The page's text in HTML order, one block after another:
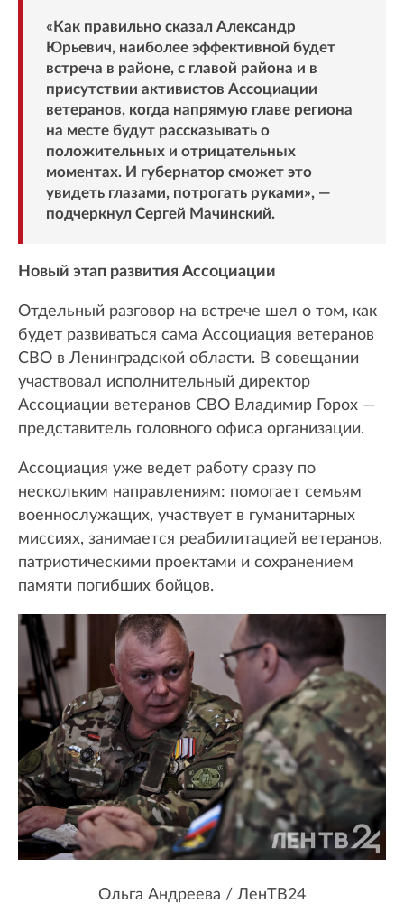
«Как правильно сказал Александр
Юрьевич, наиболее эффективной будет
встреча в районе, с главой района и в
присутствии активистов Ассоциации
ветеранов, когда напрямую главе региона
на месте будут рассказывать о
положительных и отрицательных
моментах. И губернатор сможет это
увидеть глазами, потрогать руками», —
подчеркнул Сергей Мачинский.
Новый этап развития Ассоциации
Отдельный разговор на встрече шел о том, как
будет развиваться сама Ассоциация ветеранов
СВО в Ленинградской области. В совещании
участвовал исполнительный директор
Ассоциации ветеранов СВО Владимир Горох —
представитель головного офиса организации.
Ассоциация уже ведет работу сразу по
нескольким направлениям: помогает семьям
военнослужащих, участвует в гуманитарных
миссиях, занимается реабилитацией ветеранов,
патриотическими проектами и сохранением
памяти погибших бойцов.
Ольга Андреева / ЛенТВ24